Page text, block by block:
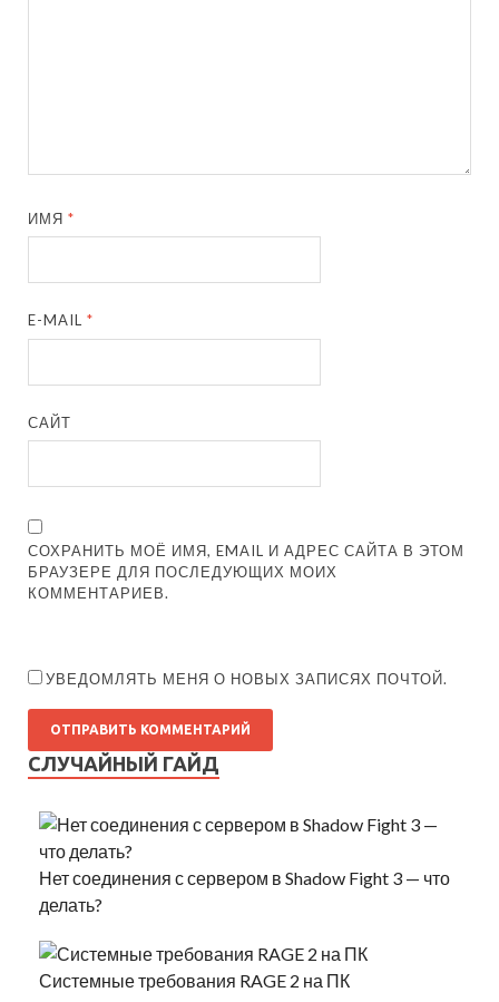
ИМЯ*
E-MAIL*
САЙТ
СОХРАНИТЬ МОЁ ИМЯ, EMAIL И АДРЕС САЙТА В ЭТОМ
БРАУЗЕРЕ ДЛЯ ПОСЛЕДУЮЩИХ МОИХ
КОММЕНТАРИЕВ.
УВЕДОМЛЯТЬ МЕНЯ О НОВЫХ ЗАПИСЯХ ПОЧТОЙ.
СЛУЧАЙНЫЙ ГАЙД
Нет соединения с сервером в Shadow Fight 3 — что
делать?
Системные требования RAGE 2 на ПК